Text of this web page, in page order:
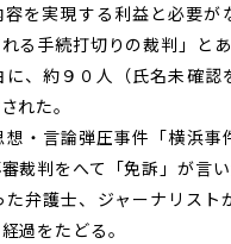
を実現する利益と必要
手続打切りの裁判」とあ
、約９０人（氏名未確認
れた。
・言論弾圧事件「横浜事
裁判をへて「免訴」が言い
弁護士、ジャーナリスト
過をたどる。